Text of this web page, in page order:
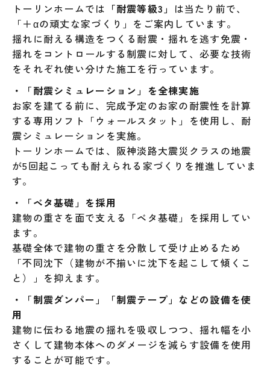
トーリンホームでは 「耐震等級3」 は当たり前で、
「＋αの頑丈な家づくり」をご案内しています。
揺れに耐える構造をつくる耐震・揺れを逃す免震・
揺れをコントロールする制震に対して、必要な技術
をそれぞれ使い分けた施工を行っています。
・「耐震シミュレーション」を全棟実施
お家を建てる前に、完成予定のお家の耐震性を計算
する専用ソフト「ウォールスタット」を使用し、耐
震シミュレーションを実施。
トーリンホームでは、阪神淡路大震災クラスの地震
が5回起こっても耐えられる家づくりを推進していま
す。
・「ベタ基礎」を採用
建物の重さを面で支える「ベタ基礎」を採用してい
ます。
基礎全体で建物の重さを分散して受け止めるため
「不同沈下（建物が不揃いに沈下を起こして傾くこ
と）」を抑えます。
・「制震ダンパー」「制震テープ」などの設備を使
用
建物に伝わる地震の揺れを吸収しつつ、揺れ幅を小
さくして建物本体へのダメージを減らす設備を使用
することが可能です。